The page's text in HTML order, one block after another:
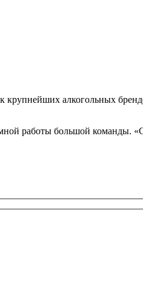
крупнейших алкогольных
работы большой команды.